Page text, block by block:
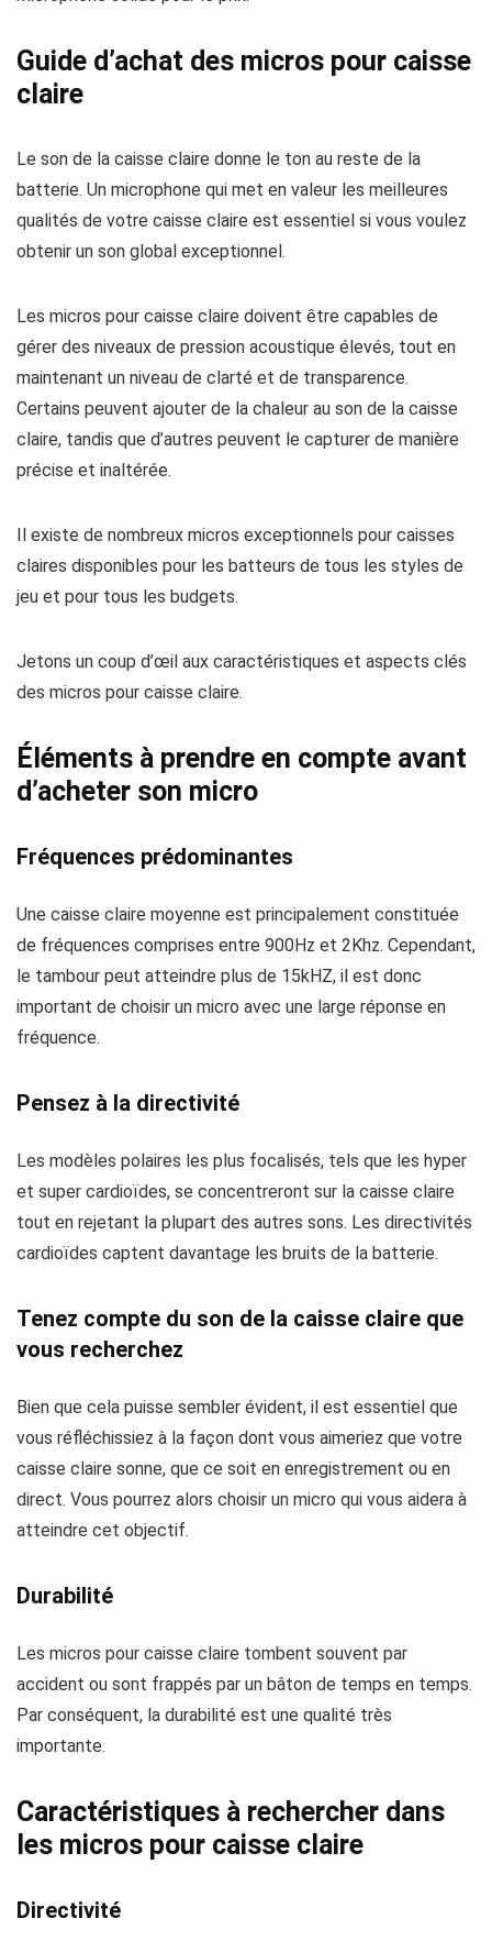
Guide d’achat des micros pour caisse
claire
Le son de la caisse claire donne le ton au reste de la
batterie. Un microphone qui met en valeur les meilleures
qualités de votre caisse claire est essentiel si vous voulez
obtenir un son global exceptionnel.
Les micros pour caisse claire doivent être capables de
gérer des niveaux de pression acoustique élevés, tout en
maintenant un niveau de clarté et de transparence.
Certains peuvent ajouter de la chaleur au son de la caisse
claire, tandis que d’autres peuvent le capturer de manière
précise et inaltérée.
Il existe de nombreux micros exceptionnels pour caisses
claires disponibles pour les batteurs de tous les styles de
jeu et pour tous les budgets.
Jetons un coup d’œil aux caractéristiques et aspects clés
des micros pour caisse claire.
Éléments à prendre en compte avant
d’acheter son micro
Fréquences prédominantes
Une caisse claire moyenne est principalement constituée
de fréquences comprises entre 900Hz et 2Khz. Cependant,
le tambour peut atteindre plus de 15kHZ, il est donc
important de choisir un micro avec une large réponse en
fréquence.
Pensez à la directivité
Les modèles polaires les plus focalisés, tels que les hyper
et super cardioïdes, se concentreront sur la caisse claire
tout en rejetant la plupart des autres sons. Les directivités
cardioïdes captent davantage les bruits de la batterie.
Tenez compte du son de la caisse claire que
vous recherchez
Bien que cela puisse sembler évident, il est essentiel que
vous réfléchissiez à la façon dont vous aimeriez que votre
caisse claire sonne, que ce soit en enregistrement ou en
direct. Vous pourrez alors choisir un micro qui vous aidera à
atteindre cet objectif.
Durabilité
Les micros pour caisse claire tombent souvent par
accident ou sont frappés par un bâton de temps en temps.
Par conséquent, la durabilité est une qualité très
importante.
Caractéristiques à rechercher dans
les micros pour caisse claire
Directivité